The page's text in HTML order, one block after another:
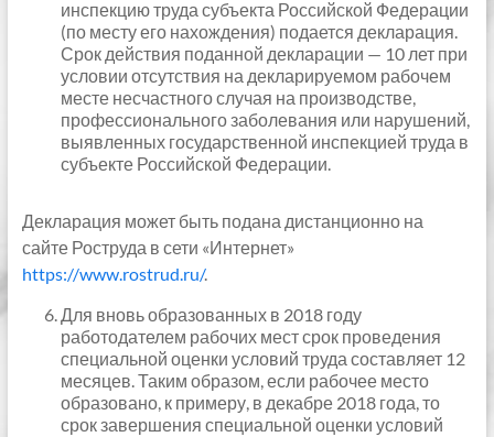
инспекцию труда субъекта Российской Федерации
(по месту его нахождения) подается декларация.
Срок действия поданной декларации — 10 лет при
условии отсутствия на декларируемом рабочем
месте несчастного случая на производстве,
профессионального заболевания или нарушений,
выявленных государственной инспекцией труда в
субъекте Российской Федерации.
Декларация может быть подана дистанционно на
сайте Роструда в сети «Интернет»
https://www.rostrud.ru/.
Для вновь образованных в 2018 году
работодателем рабочих мест срок проведения
специальной оценки условий труда составляет 12
месяцев. Таким образом, если рабочее место
образовано, к примеру, в декабре 2018 года, то
срок завершения специальной оценки условий